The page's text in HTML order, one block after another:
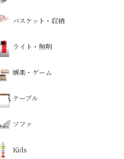
バスケット・収納
ライト・照明
娯楽・ゲーム
テーブル
ソファ
Kids